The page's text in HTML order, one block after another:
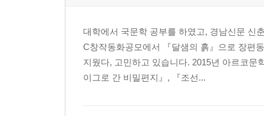
대학에서 국문학 공부를 하였고, 경남신문 신
C창작동화공모에서 『달샘의 흙』으로 장편
지웠다, 고민하고 있습니다. 2015년 아르코
이그로 간 비밀편지』, 『조선...